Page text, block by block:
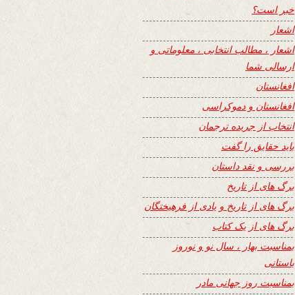
خبر است؟
اشعار
اشعار ، مطالب انتخابی ، معلوماتی و
ارسالی شما
افغانستان
افغانستان و دموکراسی
انتخاب از جریده ترجمان
باید حقایق را گفت
بررسی و نقد داستان
برگ های از تاریخ
برگ های از تاریخ و یادی از فرهیختگان
برگ های از یک کتاب
بمناسبت بهار ، سال نو و نوروز
باستانی
بمناسبت روز جهانی مادر